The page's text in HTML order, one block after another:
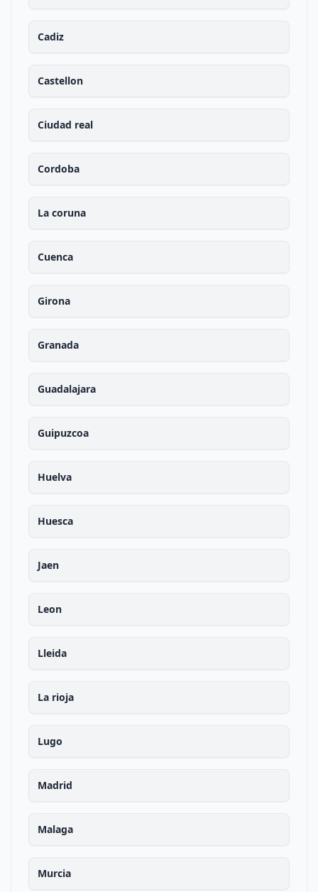
Cadiz
Castellon
Ciudad real
Cordoba
La coruna
Cuenca
Girona
Granada
Guadalajara
Guipuzcoa
Huelva
Huesca
Jaen
Leon
Lleida
La rioja
Lugo
Madrid
Malaga
Murcia